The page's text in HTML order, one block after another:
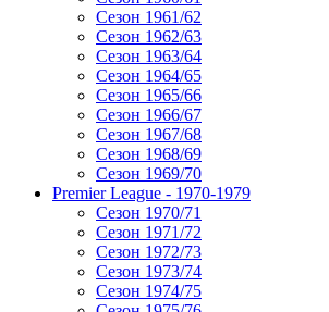
Сезон 1961/62
Сезон 1962/63
Сезон 1963/64
Сезон 1964/65
Сезон 1965/66
Сезон 1966/67
Сезон 1967/68
Сезон 1968/69
Сезон 1969/70
Premier League - 1970-1979
Сезон 1970/71
Сезон 1971/72
Сезон 1972/73
Сезон 1973/74
Сезон 1974/75